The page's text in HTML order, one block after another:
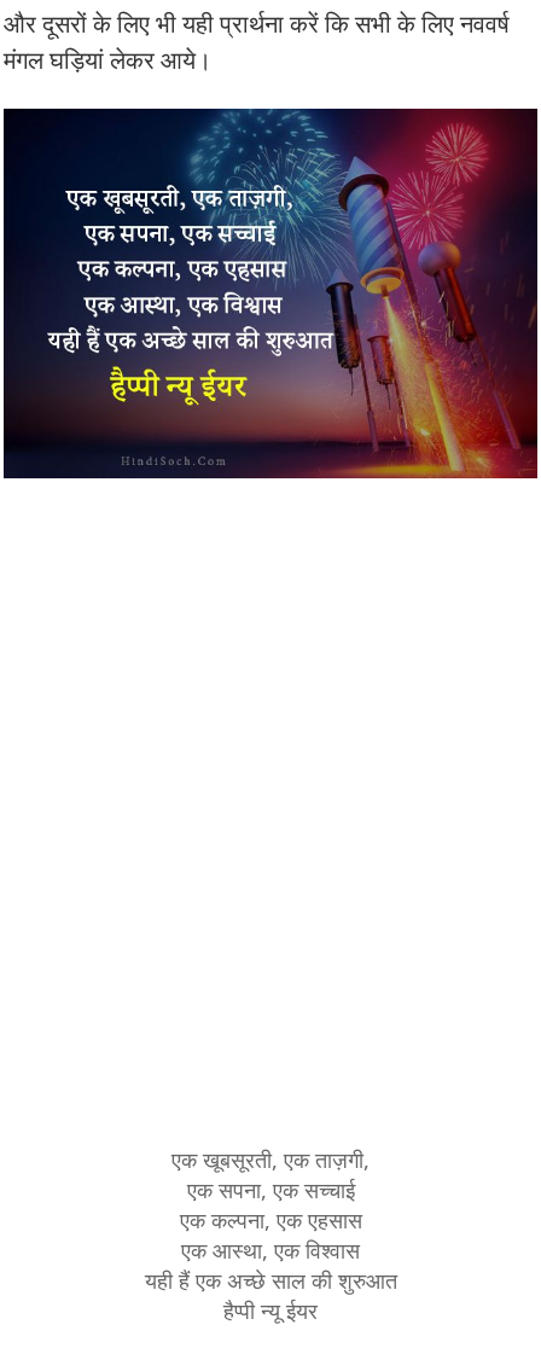
और दूसरों के लिए भी यही प्रार्थना करें कि सभी के लिए नववर्ष
मंगल घड़ियां लेकर आये।
एक खूबसूरती, एक ताज़गी,
एक सपना, एक सच्चाई
एक कल्पना, एक एहसास
एक आस्था, एक विश्वास
यही हैं एक अच्छे साल की शुरुआत
हैप्पी न्यू ईयर